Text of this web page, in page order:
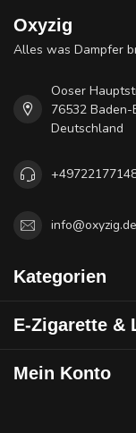
Oxyzig
Alles was Dampfer
Ooser
76532 Baden-
Deutschland
info@oxyzig.de
Kategorien
E-Zigarette &
Mein Konto